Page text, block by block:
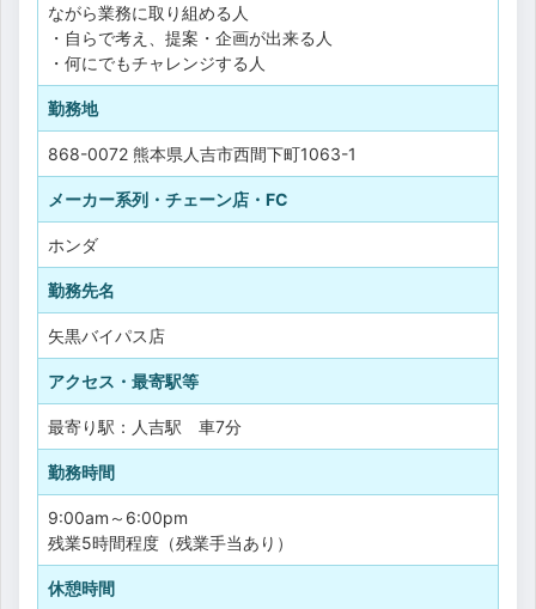
ながら業務に取り組める人
・自らで考え、提案・企画が出来る人
・何にでもチャレンジする人
勤務地
868-0072 熊本県人吉市西間下町1063-1
メーカー系列・チェーン店・FC
ホンダ
勤務先名
矢黒バイパス店
アクセス・最寄駅等
最寄り駅：人吉駅 車7分
勤務時間
9:00am～6:00pm
残業5時間程度（残業手当あり）
休憩時間